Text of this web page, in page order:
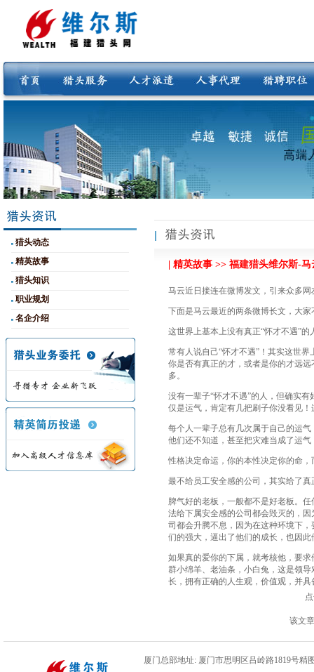
猎头动态
精英故事
猎头知识
职业规划
名企介绍
| 精英故事 >> 福建猎头维尔斯-
马云近日接连在微博发文，引来众多
下面是马云最近的两条微博长文，大
这世界上基本上没有真正“怀才不遇”的
常有人说自己“怀才不遇”！其实这世
你是否有真正的才，或者是你的才远
多。
没有一辈子“怀才不遇”的人，但确实
仅是运气，肯定有几把刷子你没看见
每个人一辈子总有几次属于自己的运
他们还不知道，甚至把灾难当成了运气
性格决定命运，你的本性决定你的命
最不给员工安全感的公司，其实给了真
脾气好的老板，一般都不是好老板。
法给下属安全感的公司都会毁灭的，
司都会升腾不息，因为在这种环境下
们的强大，逼出了他们的成长，也因此
如果真的爱你的下属，就考核他，要
群小绵羊、老油条，小白兔，这是领
长，拥有正确的人生观，价值观，并
该文
厦门总部地址: 厦门市思明区吕岭路1819号精